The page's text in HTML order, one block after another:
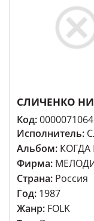
СЛИЧЕНКО
Код:
Исполнитель:
Альбом:
Фирма:
Страна: Россия
Год: 1987
Жанр: FOLK